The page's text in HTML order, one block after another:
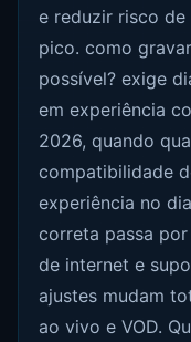
e reduzir risco
pico. como
possível? exige
em experiência
2026, quando
compatibilidade
experiência no
correta passa
de internet e
ajustes mudam
ao vivo e VOD.